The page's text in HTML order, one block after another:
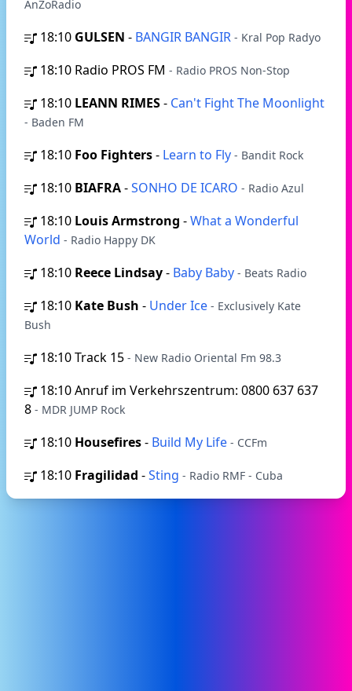
AnZoRadio
18:10 GULSEN - BANGIR BANGIR - Kral Pop Radyo
18:10 Radio PROS FM - Radio PROS Non-Stop
18:10 LEANN RIMES- Can't Fight The Moonlight
- Baden FM
18:10 Foo Fighters- Learn to Fly - Bandit Rock
18:10 BIAFRA-SONHO DE ICARO - Radio Azul
18:10 Louis Armstrong -What a Wonderful
World - Radio Happy DK
18:10 Reece Lindsay- Baby Baby - Beats Radio
18:10 Kate Bush - Under Ice - Exclusively Kate
Bush
18:10Track 15 - New Radio Oriental Fm 98.3
18:10Anruf im Verkehrszentrum: 0800 637 637
8 - MDR JUMP Rock
18:10 Housefires- Build My Life - CCFm
18:10 Fragilidad -Sting - Radio RMF - Cuba